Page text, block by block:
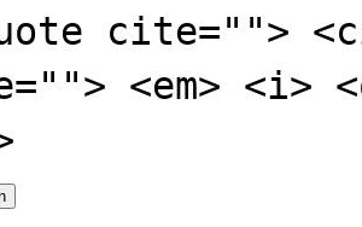
cite="">
<em>